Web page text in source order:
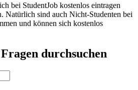
bei StudentJob kostenlos eintragen
Natürlich sind auch Nicht-Studenten bei
und können sich kostenlos
durchsuchen